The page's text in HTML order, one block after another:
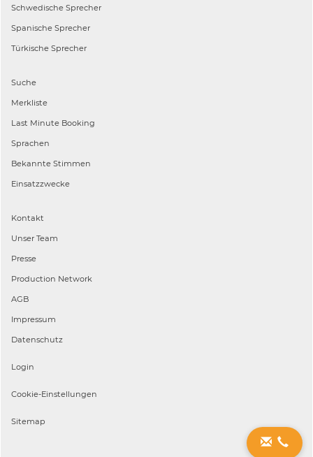
Schwedische Sprecher
Spanische Sprecher
Türkische Sprecher
Suche
Merkliste
Last Minute Booking
Sprachen
Bekannte Stimmen
Einsatzzwecke
Kontakt
Unser Team
Presse
Production Network
AGB
Impressum
Datenschutz
Login
Cookie-Einstellungen
Sitemap